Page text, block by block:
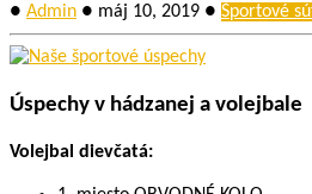
● Admin ● máj 10, 2019 ● Športové
Úspechy v hádzanej a volejbale
Volejbal dievčatá: